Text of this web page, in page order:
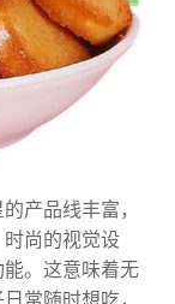
产品线丰富，
尚的视觉设
。这意味着无
常随时想吃，